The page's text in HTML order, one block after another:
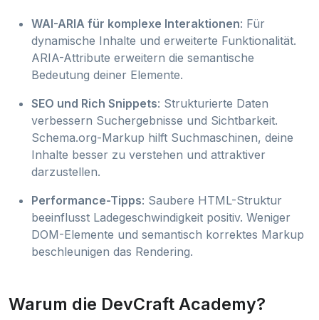
WAI-ARIA für komplexe Interaktionen: Für
dynamische Inhalte und erweiterte Funktionalität.
ARIA-Attribute erweitern die semantische
Bedeutung deiner Elemente.
SEO und Rich Snippets: Strukturierte Daten
verbessern Suchergebnisse und Sichtbarkeit.
Schema.org-Markup hilft Suchmaschinen, deine
Inhalte besser zu verstehen und attraktiver
darzustellen.
Performance-Tipps: Saubere HTML-Struktur
beeinflusst Ladegeschwindigkeit positiv. Weniger
DOM-Elemente und semantisch korrektes Markup
beschleunigen das Rendering.
Warum die DevCraft Academy?